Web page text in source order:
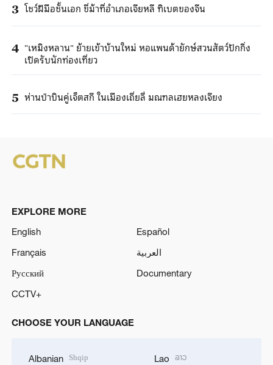
3 โชว์ฝีมือชั้นเอก ขี่ม้าที่อำเภอเจียหลี ทิเบตของจีน
4 "เหมิงหลาน" ย้ายเข้าบ้านใหม่ หอแพนด้ายักษ์สวนสัตว์ปักกิ่ง
เปิดรับนักท่องเที่ยว
5 ห่านป่าบินคู่เจ็ตสกี ในเมืองเถี่ยลี่ มณฑลเฮยหลงเจียง
EXPLORE MORE
English
Español
Français
العربية
Русский
Documentary
CCTV+
CHOOSE YOUR LANGUAGE
Albanian Shqip Lao ລາວ